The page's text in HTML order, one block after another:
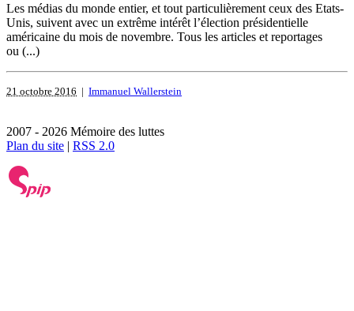
Les médias du monde entier, et tout particulièrement ceux des Etats-
Unis, suivent avec un extrême intérêt l’élection présidentielle
américaine du mois de novembre. Tous les articles et reportages
ou (...)
21 octobre 2016 | Immanuel Wallerstein
2007 - 2026 Mémoire des luttes
Plan du site
RSS 2.0